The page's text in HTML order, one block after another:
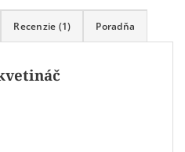
Recenzie (1) Poradňa